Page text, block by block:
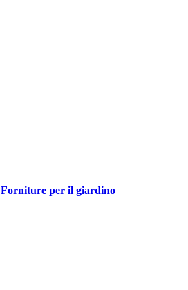
Forniture per il giardino